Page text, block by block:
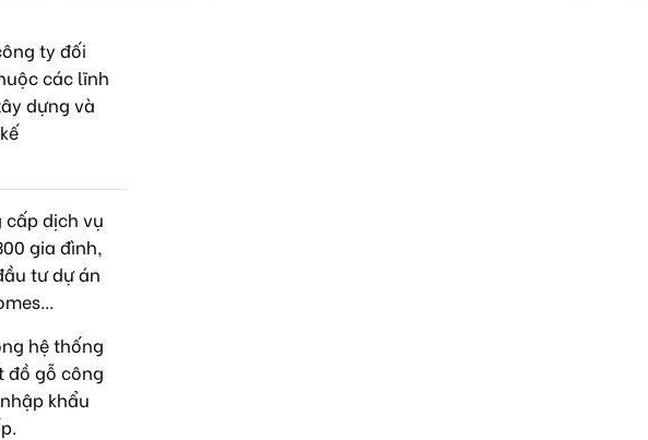
ty đối
các lĩnh
dựng và
cấp dịch vụ
gia đình,
tư dự án
hệ thống
đồ gỗ công
khẩu